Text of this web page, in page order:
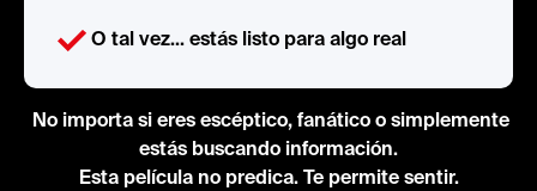
O tal vez... estás listo para algo real
No importa si eres escéptico, fanático o simplemente
estás buscando información.
Esta película no predica. Te permite sentir.